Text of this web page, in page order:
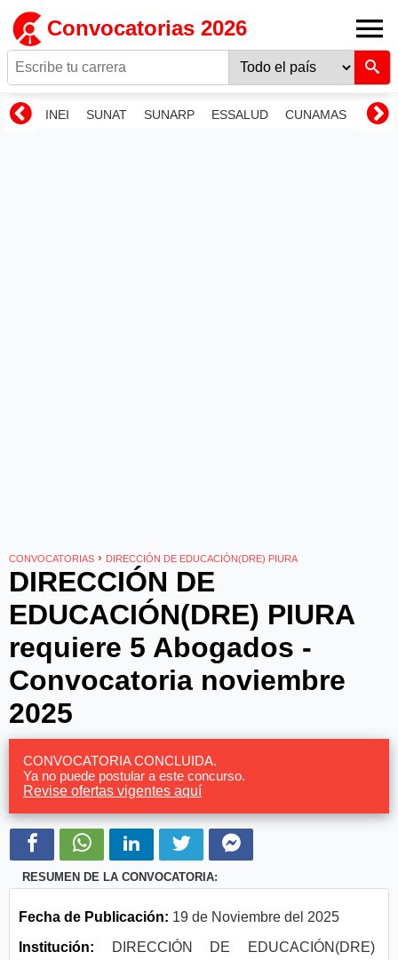
Convocatorias 2026
INEI SUNAT SUNARP ESSALUD CUNAMAS
CONVOCATORIAS › DIRECCIÓN DE EDUCACIÓN(DRE) PIURA
DIRECCIÓN DE
EDUCACIÓN(DRE) PIURA
requiere 5 Abogados -
Convocatoria noviembre
2025
CONVOCATORIA CONCLUIDA.
Ya no puede postular a este concurso.
Revise ofertas vigentes aquí
RESUMEN DE LA CONVOCATORIA:
Fecha de Publicación: 19 de Noviembre del 2025
Institución: DIRECCIÓN DE EDUCACIÓN(DRE)